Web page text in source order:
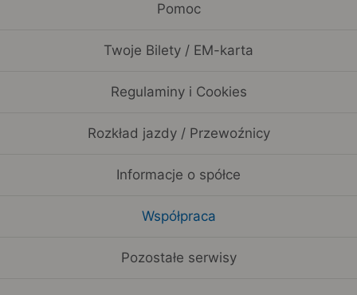
Pomoc
Twoje Bilety / EM-karta
Regulaminy i Cookies
Rozkład jazdy / Przewoźnicy
Informacje o spółce
Współpraca
Pozostałe serwisy